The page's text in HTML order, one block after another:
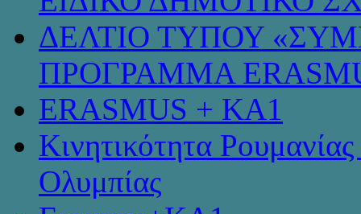
ΔΕΛΤΙΟ ΤΥΠΟΥ
ΠΡΟΓΡΑΜΜΑ
ERASMUS + KA1
Κινητικότητα
Ολυμπίας